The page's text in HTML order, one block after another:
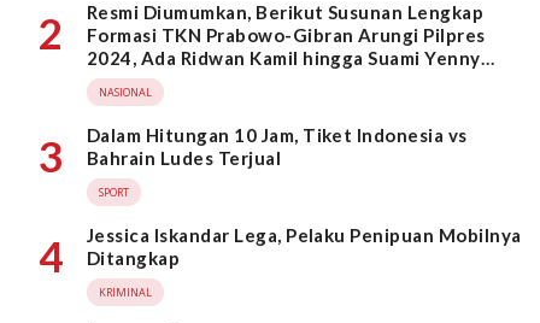
2
Resmi Diumumkan, Berikut Susunan Lengkap
Formasi TKN Prabowo-Gibran Arungi Pilpres
2024, Ada Ridwan Kamil hingga Suami Yenny
Wahid
NASIONAL
3
Dalam Hitungan 10 Jam, Tiket Indonesia vs
Bahrain Ludes Terjual
SPORT
4
Jessica Iskandar Lega, Pelaku Penipuan Mobilnya
Ditangkap
KRIMINAL